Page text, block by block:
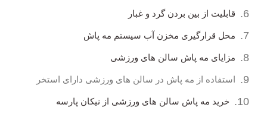
قابلیت از بین بردن گرد و غبار
محل قرارگیری مخزن آب سیستم مه پاش
مزایای مه پاش سالن های ورزشی
استفاده از مه پاش در سالن های ورزشی دارای استخر
خرید مه پاش سالن های ورزشی از نیکان پارسه